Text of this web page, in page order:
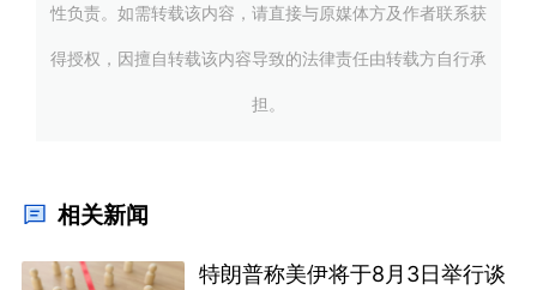
性负责。如需转载该内容，请直接与原媒体方及作者联系获
得授权，因擅自转载该内容导致的法律责任由转载方自行承
担。
相关新闻
特朗普称美伊将于8月3日举行谈